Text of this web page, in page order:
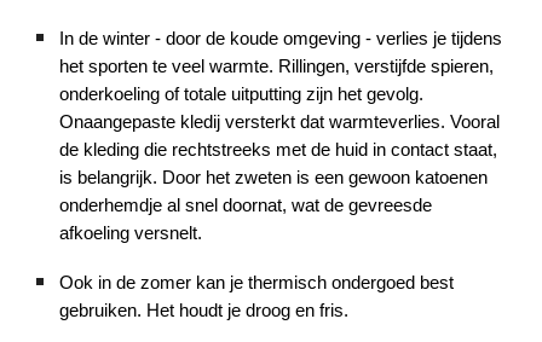
In de winter - door de koude omgeving - verlies je tijdens
het sporten te veel warmte. Rillingen, verstijfde spieren,
onderkoeling of totale uitputting zijn het gevolg.
Onaangepaste kledij versterkt dat warmteverlies. Vooral
de kleding die rechtstreeks met de huid in contact staat,
is belangrijk. Door het zweten is een gewoon katoenen
onderhemdje al snel doornat, wat de gevreesde
afkoeling versnelt.
Ook in de zomer kan je thermisch ondergoed best
gebruiken. Het houdt je droog en fris.